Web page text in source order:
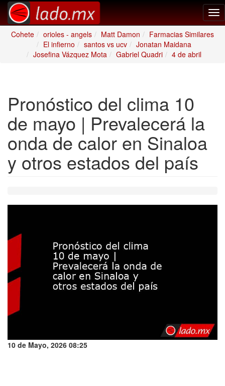
Cohete
orioles - angels Matt Damon
Farmacias Similares
El infierno
santos vs ucv
Jonatan Maidana
Josefina Vázquez Mota
Gabriel Quadri 4 de abril
Pronóstico del clima 10
de mayo | Prevalecerá la
onda de calor en Sinaloa
y otros estados del país
10 de Mayo, 2026 08:25